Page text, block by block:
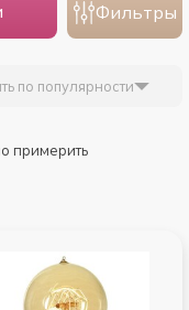
Фильтры
по популярности
примерить